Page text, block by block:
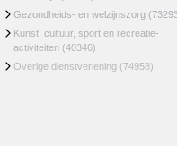
Gezondheids- en welzijnszorg
Kunst, cultuur, sport en recreatie-
activiteiten (40346)
Overige dienstverlening (74958)